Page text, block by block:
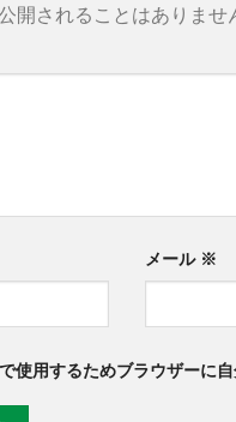
開されることはありませ
メール ※
使用するためブラウザーに